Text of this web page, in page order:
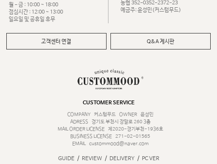
월 - 금 : 10:00 ~ 18:00
점심시간 : 12:00 ~ 13:00
일요일 및 공휴일 휴무
농협 352-0352-2372-23
예금주: 윤성민(커스텀무드)
고객센터 연결 Q&A 게시판
CUSTOMER SERVICE
COMPANY
커스텀무드 OWNER
윤성민
ADRESS
경기도 부천시 장말로 260 3층
MAIL ORDER LICENSE
제2020-경기부천-1936호
BUSINESS LICENSE 271-02-01565
EMAIL
custommood@naver.com
GUIDE / REVIEW / DELIVERY / PC VER